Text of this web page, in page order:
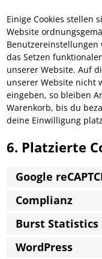
Einige Cookies stellen
Website
das Setzen
unserer Website. Auf
unserer Website nicht
eingeben, so bleiben
Warenkorb, bis du
deine Einwilligung
6. Platzierte
Google
Complianz
Burst Statistics
WordPress